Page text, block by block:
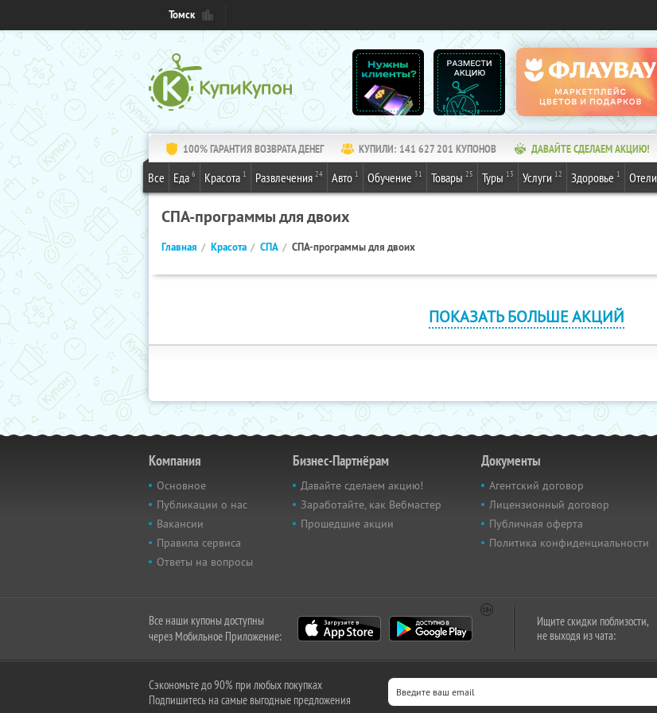
Томск
100% ГАРАНТИЯ ВОЗВРАТА ДЕНЕГ КУПИЛИ: 141 627 201 КУПОНОВ ДАВАЙТЕ СДЕЛАЕМ АКЦИЮ!
Все Еда 6 Красота 1 Развлечения 24 Авто 1 Обучение 31 Товары 25 Туры 13 Услуги 12 Здоровье 1 Отели
СПА-программы для двоих
Главная Красота СПА СПА-программы для двоих
ПОКАЗАТЬ БОЛЬШЕ АКЦИЙ
Компания
Основное
Публикации о нас
Вакансии
Правила сервиса
Ответы на вопросы
Бизнес-Партнёрам
Давайте сделаем акцию!
Заработайте, как Вебмастер
Прошедшие акции
Документы
Агентский договор
Лицензионный договор
Публичная оферта
Политика конфиденциальности
Все наши купоны доступны
через Мобильное Приложение:
Ищите скидки поблизости,
не выходя из чата:
Сэкономьте до 90% при любых покупках
Подпишитесь на самые выгодные предложения